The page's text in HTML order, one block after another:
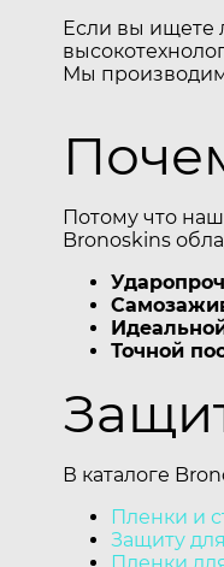
Если вы ищете
Мы
Потому что
Bronoskins
Точной
В каталоге
Пленки и
Защиту